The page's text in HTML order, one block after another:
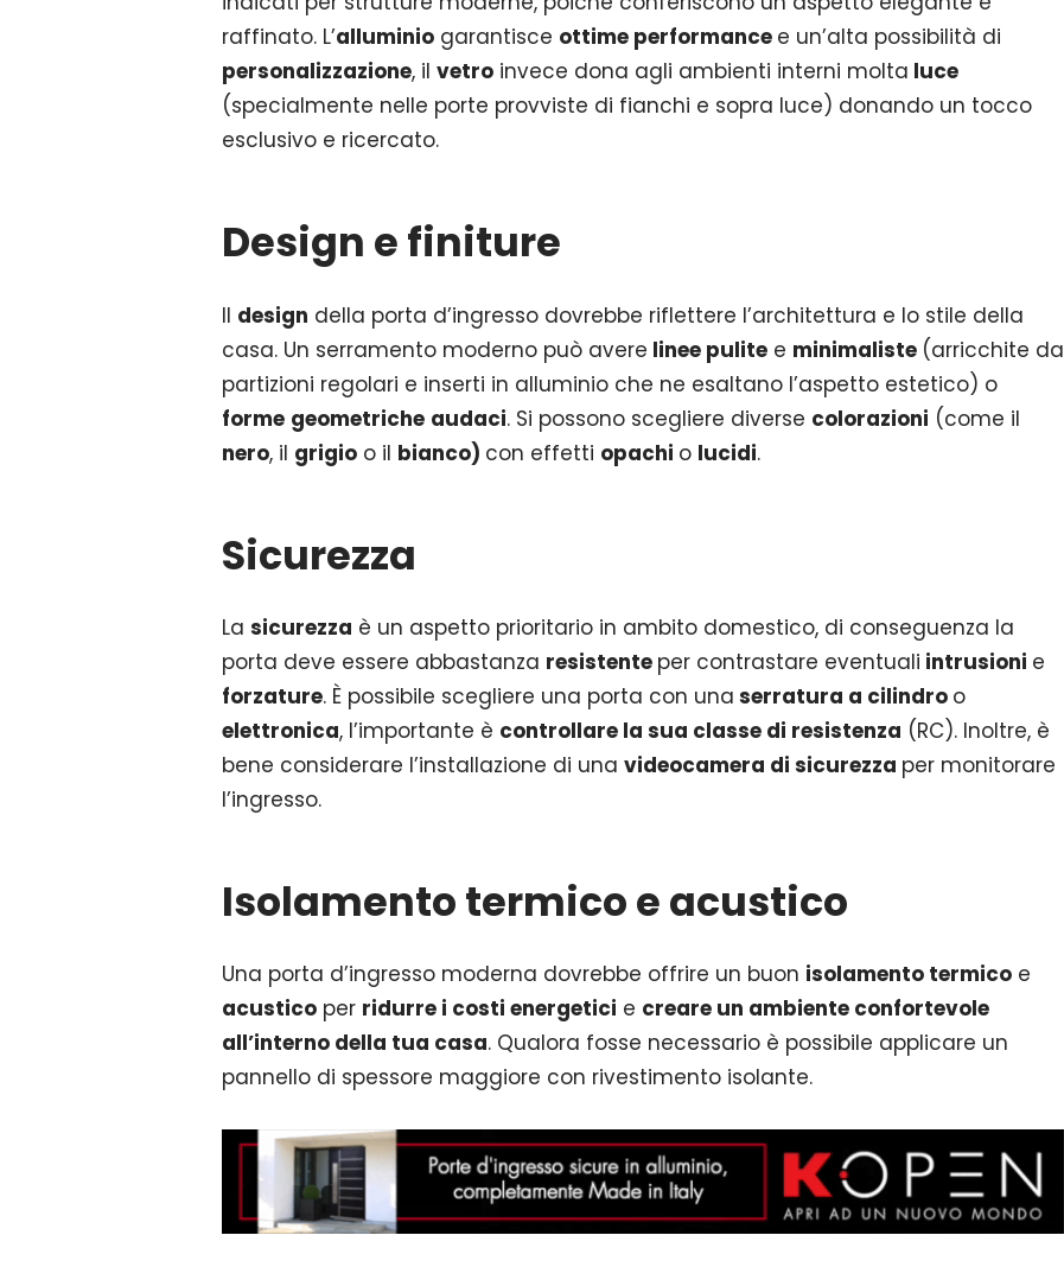
raffinato. L’alluminio garantisce ottime performance e un’alta possibilità di
personalizzazione, il vetro invece dona agli ambienti interni molta luce
(specialmente nelle porte provviste di fianchi e sopra luce) donando un tocco
esclusivo e ricercato.
Design e finiture
Il design della porta d’ingresso dovrebbe riflettere l’architettura e lo stile della
casa. Un serramento moderno può avere linee pulite e minimaliste (arricchite da
partizioni regolari e inserti in alluminio che ne esaltano l’aspetto estetico) o
forme geometriche audaci. Si possono scegliere diverse colorazioni (come il
nero, il grigio o il bianco) con effetti opachi o lucidi.
Sicurezza
La sicurezza è un aspetto prioritario in ambito domestico, di conseguenza la
porta deve essere abbastanza resistente per contrastare eventuali intrusioni e
forzature. È possibile scegliere una porta con una serratura a cilindro o
elettronica, l’importante è controllare la sua classe di resistenza (RC). Inoltre, è
bene considerare l’installazione di una videocamera di sicurezza per monitorare
l’ingresso.
Isolamento termico e acustico
Una porta d’ingresso moderna dovrebbe offrire un buon isolamento termico e
acustico per ridurre i costi energetici e creare un ambiente confortevole
all’interno della tua casa. Qualora fosse necessario è possibile applicare un
pannello di spessore maggiore con rivestimento isolante.